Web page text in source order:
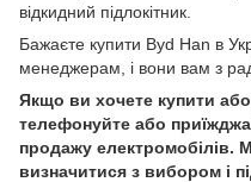
відкидний підлокітник.
Бажаєте купити Byd Han в
менеджерам, і вони вам з
Якщо ви хочете купити
телефонуйте або
продажу
визначитися з вибором і